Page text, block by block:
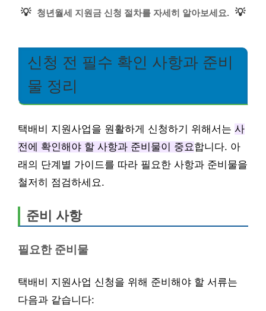
💡 청년월세 지원금 신청 절차를 자세히 알아보세요. 💡
신청 전 필수 확인 사항과 준비
물 정리
택배비 지원사업을 원활하게 신청하기 위해서는 사
전에 확인해야 할 사항과 준비물이 중요합니다. 아
래의 단계별 가이드를 따라 필요한 사항과 준비물을
철저히 점검하세요.
준비 사항
필요한 준비물
택배비 지원사업 신청을 위해 준비해야 할 서류는
다음과 같습니다: